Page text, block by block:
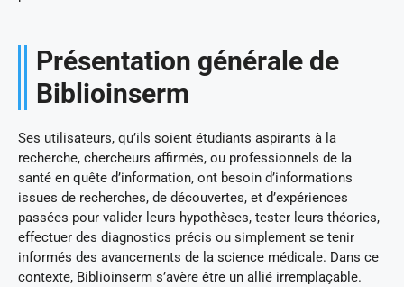
Présentation générale de
Biblioinserm
Ses utilisateurs, qu’ils soient étudiants aspirants à la
recherche, chercheurs affirmés, ou professionnels de la
santé en quête d’information, ont besoin d’informations
issues de recherches, de découvertes, et d’expériences
passées pour valider leurs hypothèses, tester leurs théories,
effectuer des diagnostics précis ou simplement se tenir
informés des avancements de la science médicale. Dans ce
contexte, Biblioinserm s’avère être un allié irremplaçable.